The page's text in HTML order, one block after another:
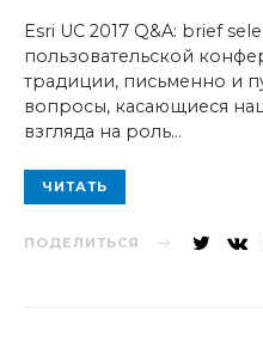
Esri UC 2017 Q&A: brief
пользовательской
традиции, письменно и
вопросы, касающиеся
взгляда на роль…
ЧИТАТЬ
ПОДЕЛИТЬСЯ